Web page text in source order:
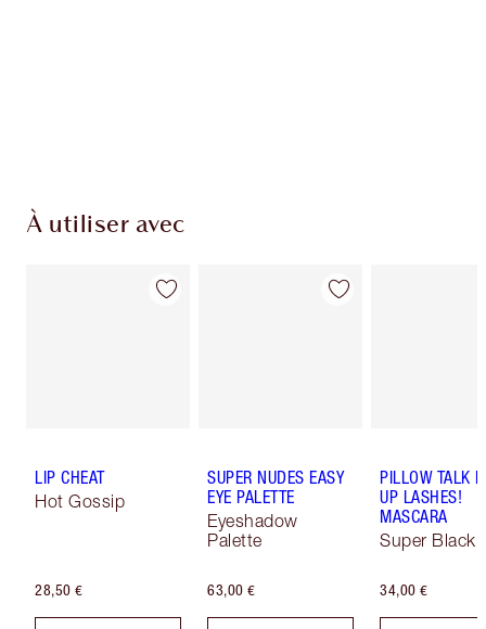
À utiliser avec
LIP CHEAT
Hot Gossip
28,50 €
SUPER NUDES EASY
EYE PALETTE
Eyeshadow
Palette
63,00 €
PILLOW TALK
UP LASHES!
MASCARA
Super Black
34,00 €